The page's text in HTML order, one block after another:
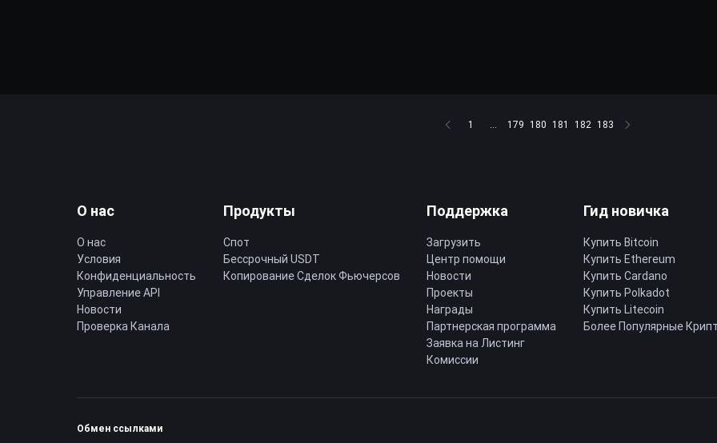
1 ... 179 180 181 182 183
О нас
О нас
Условия
Конфиденциальность
Управление API
Новости
Проверка Канала
Продукты
Спот
Бессрочный USDT
Копирование Cделок Фьючерсов
Поддержка
Загрузить
Центр помощи
Новости
Проекты
Награды
Партнерская программа
Заявка на Листинг
Комиссии
Гид новичка
Купить Bitcoin
Купить Ethereum
Купить Cardano
Купить Polkadot
Купить Litecoin
Более Популярные
Обмен ссылками